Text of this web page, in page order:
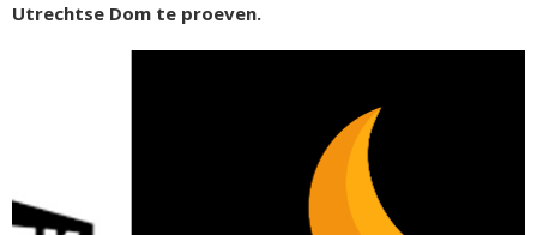
Utrechtse Dom te proeven.